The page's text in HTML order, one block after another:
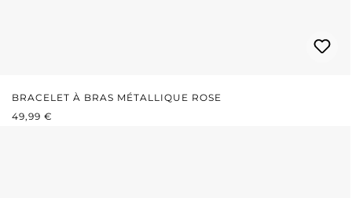
BRACELET À BRAS MÉTALLIQUE ROSE
PRIX RÉGULIER :
49,99 €